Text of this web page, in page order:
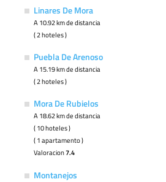
Linares De Mora
A 10.92 km de distancia
( 2 hoteles )
Puebla De Arenoso
A 15.19 km de distancia
( 2 hoteles )
Mora De Rubielos
A 18.62 km de distancia
( 10 hoteles )
( 1 apartamento )
Valoracion7.4
Montanejos